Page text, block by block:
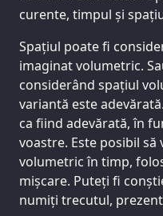
curente, timpul și
Spațiul poate fi
imaginat volumetric.
considerând spațiul
variantă este
ca fiind adevărată, în
voastre. Este posibil
volumetric în timp,
mișcare. Puteți fi
numiți trecutul,